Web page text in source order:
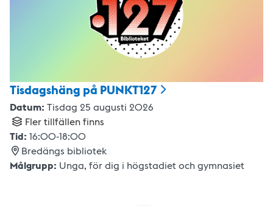
Tisdagshäng på PUNKT127
Datum: Tisdag 25 augusti 2026
Fler tillfällen finns
Tid: 16:00-18:00
Bredängs bibliotek
Målgrupp: Unga, för dig i högstadiet och gymnasiet